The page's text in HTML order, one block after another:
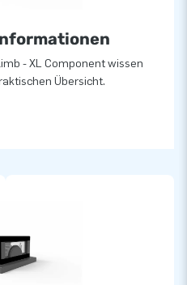
- XL Component wissen
Übersicht.